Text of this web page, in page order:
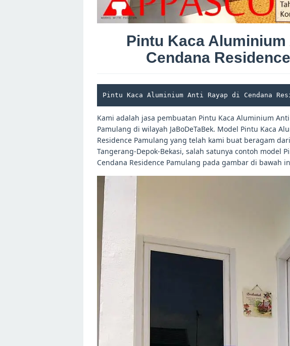
Pintu Kaca
Cendana
Pintu Kaca Aluminium Anti Rayap di Cendana
Kami adalah jasa pembuatan Pintu Kaca Aluminium
Pamulang di wilayah JaBoDeTaBek. Model Pintu Kaca
Residence Pamulang yang telah kami buat beragam
Tangerang-Depok-Bekasi, salah satunya contoh model
Cendana Residence Pamulang pada gambar di bawah